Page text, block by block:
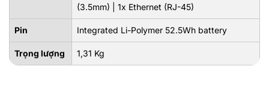
(3.5mm) | 1x Ethernet (RJ-45)
Pin Integrated Li-Polymer 52.5Wh battery
Trọng lượng 1,31 Kg